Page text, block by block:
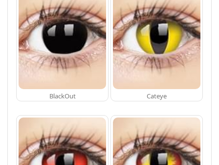
BlackOut Cateye